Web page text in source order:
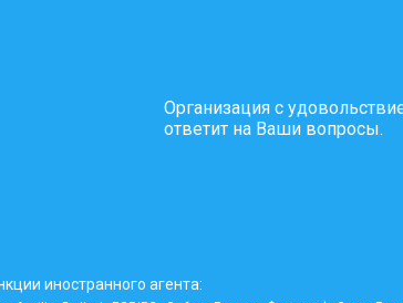
Организация с
ответит на Ваши вопросы.
иностранного агента: